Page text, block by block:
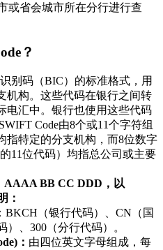
或省会城市所在分行进行查
？
别码（BIC）的标准格式，用
机构。这些代码在银行之间转
电汇中。银行也使用这些代码
Code由8个或11个字符组
指特定的分支机构，而8位数字
11位代码）均指总公司或主要
AAAA BB CC DDD，以
：
BKCH（银行代码）、CN（国
、300（分行代码）。
： 由四位英文字母组成，每